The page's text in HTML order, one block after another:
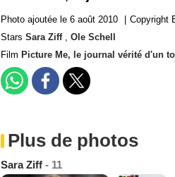
Photo ajoutée le 6 août 2010
Copyright
Stars Sara Ziff , Ole Schell
Film Picture Me, le journal vérité d'un
Plus de photos
Sara Ziff - 11